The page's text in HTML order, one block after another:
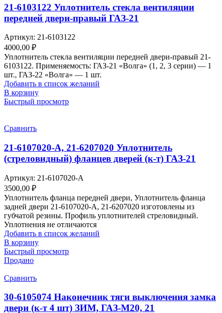
21-6103122 Уплотнитель стекла вентиляции
передней двери-правый ГАЗ-21
Артикул: 21-6103122
4000,00 ₽
Уплотнитель стекла вентиляции передней двери-правый 21-
6103122. Применяемость: ГАЗ-21 «Волга» (1, 2, 3 серии) — 1
шт., ГАЗ-22 «Волга» — 1 шт.
Добавить в список желаний
В корзину
Быстрый просмотр
Сравнить
21-6107020-А, 21-6207020 Уплотнитель
(стреловидный) фланцев дверей (к-т) ГАЗ-21
Артикул: 21-6107020-А
3500,00 ₽
Уплотнитель фланца передней двери, Уплотнитель фланца
задней двери 21-6107020-А, 21-6207020 изготовлены из
губчатой резины. Профиль уплотнителей стреловидный.
Уплотнения не отличаются
Добавить в список желаний
В корзину
Быстрый просмотр
Продано
Сравнить
30-6105074 Наконечник тяги выключения замка
двери (к-т 4 шт) ЗИМ, ГАЗ-М20, 21